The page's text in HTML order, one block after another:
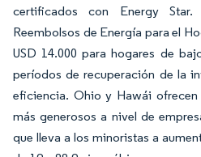
certificados con Energy
Reembolsos de Energía para el
USD 14.000 para hogares de
períodos de recuperación de la
eficiencia. Ohio y Hawái ofrecen
más generosos a nivel de
que lleva a los minoristas a